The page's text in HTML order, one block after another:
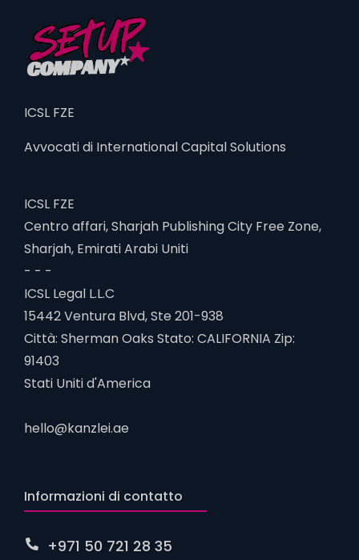
ICSL FZE
Avvocati di International Capital Solutions
ICSL FZE
Centro affari, Sharjah Publishing City Free Zone,
Sharjah, Emirati Arabi Uniti
- - -
ICSL Legal L.L.C
15442 Ventura Blvd, Ste 201-938
Città: Sherman Oaks Stato: CALIFORNIA Zip:
91403
Stati Uniti d'America
hello@kanzlei.ae
Informazioni di contatto
+971 50 721 28 35